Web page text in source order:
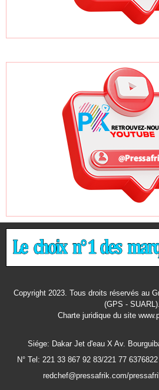
Copyright 2023. Tous droits réservés au
(GPS - SUARL).
Charte juridiquedu site
Siége: Dakar Jet d'eau X Av.
N° Tel: 221 33 867 92 83/221 77
redchef@pressafrik.com/